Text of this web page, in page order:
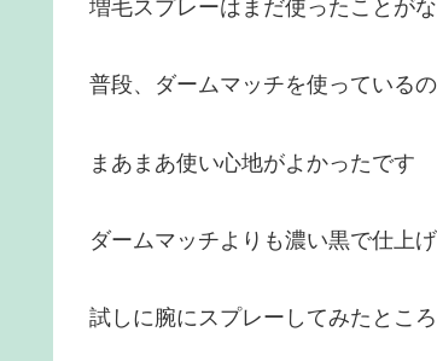
増毛スプレーはまだ使ったことが
普段、ダームマッチを使っている
まあまあ使い心地がよかったです
ダームマッチよりも濃い黒で仕上
試しに腕にスプレーしてみたとこ